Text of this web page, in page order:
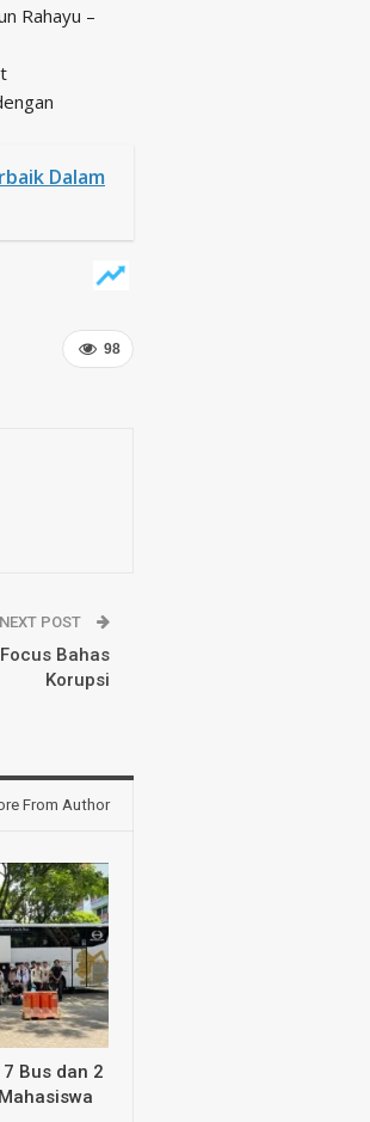
Rahayu –
Dalam
98
NEXT POST
Bahas
Korupsi
From Author
Bus dan 2